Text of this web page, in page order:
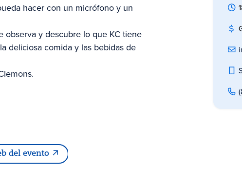
hacer con un micrófono y un
observa y descubre lo que KC tiene
deliciosa comida y las bebidas de
del evento